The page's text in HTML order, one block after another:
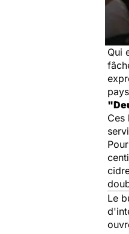
Qui
Ces
Le